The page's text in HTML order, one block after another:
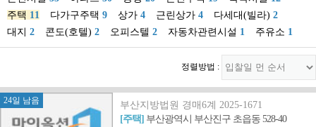
주택 11 다가구주택 9 상가 4 근린상가 4 다세대(빌라) 2
대지 2 콘도(호텔) 2 오피스텔 2 자동차관련시설 1 주유소 1
정렬방법 :
24일 남음
부산지방법원 경매6계 2025-1671
[주택] 부산광역시 부산진구 초읍동 528-40